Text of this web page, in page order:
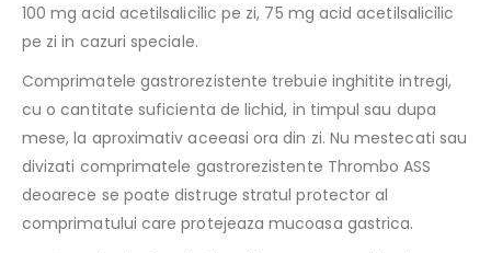
100 mg acid acetilsalicilic pe zi, 75 mg acid acetilsalicilic
pe zi in cazuri speciale.
Comprimatele gastrorezistente trebuie inghitite intregi,
cu o cantitate suficienta de lichid, in timpul sau dupa
mese, la aproximativ aceeasi ora din zi. Nu mestecati sau
divizati comprimatele gastrorezistente Thrombo ASS
deoarece se poate distruge stratul protector al
comprimatului care protejeaza mucoasa gastrica.